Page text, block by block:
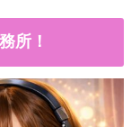
所！